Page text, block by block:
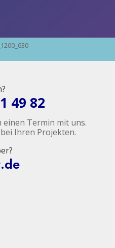
49 82
einen Termin mit uns.
Ihren Projekten.